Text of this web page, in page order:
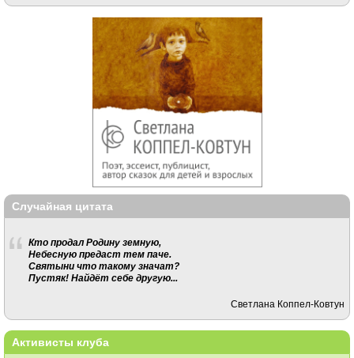
Случайная цитата
Кто продал Родину земную,
Небесную предаст тем паче.
Святыни что такому значат?
Пустяк! Найдёт себе другую...
Светлана Коппел-Ковтун
Активисты клуба